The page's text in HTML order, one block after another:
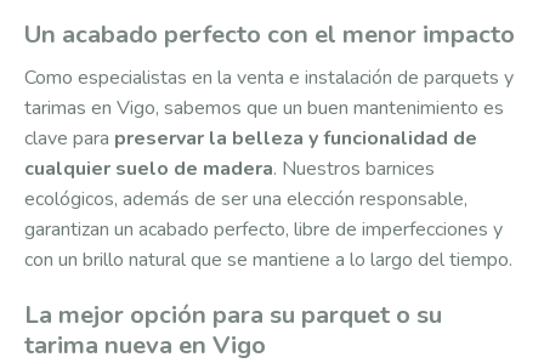
Un acabado perfecto con el menor impacto
Como especialistas en la venta e instalación de parquets y
tarimas en Vigo, sabemos que un buen mantenimiento es
clave para preservar la belleza y funcionalidad de
cualquier suelo de madera. Nuestros barnices
ecológicos, además de ser una elección responsable,
garantizan un acabado perfecto, libre de imperfecciones y
con un brillo natural que se mantiene a lo largo del tiempo.
La mejor opción para su parquet o su
tarima nueva en Vigo